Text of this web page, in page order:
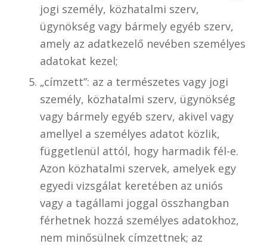
jogi személy, közhatalmi szerv,
ügynökség vagy bármely egyéb szerv,
amely az adatkezelő nevében személyes
adatokat kezel;
„címzett”: az a természetes vagy jogi
személy, közhatalmi szerv, ügynökség
vagy bármely egyéb szerv, akivel vagy
amellyel a személyes adatot közlik,
függetlenül attól, hogy harmadik fél-e.
Azon közhatalmi szervek, amelyek egy
egyedi vizsgálat keretében az uniós
vagy a tagállami joggal összhangban
férhetnek hozzá személyes adatokhoz,
nem minősülnek címzettnek; az